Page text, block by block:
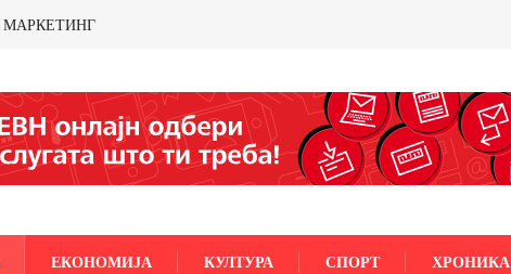
МАРКЕТИНГ
ЕКОНОМИЈА КУЛТУРА СПОРТ ХРОНИКА